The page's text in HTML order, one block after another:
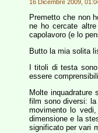
16 Dicembre 2009,
Premetto che non
ne ho cercate
capolavoro (e lo
Butto la mia solita
I titoli di testa
essere
Molte
film sono diversi:
movimento lo
dimensione e la
significato per vari